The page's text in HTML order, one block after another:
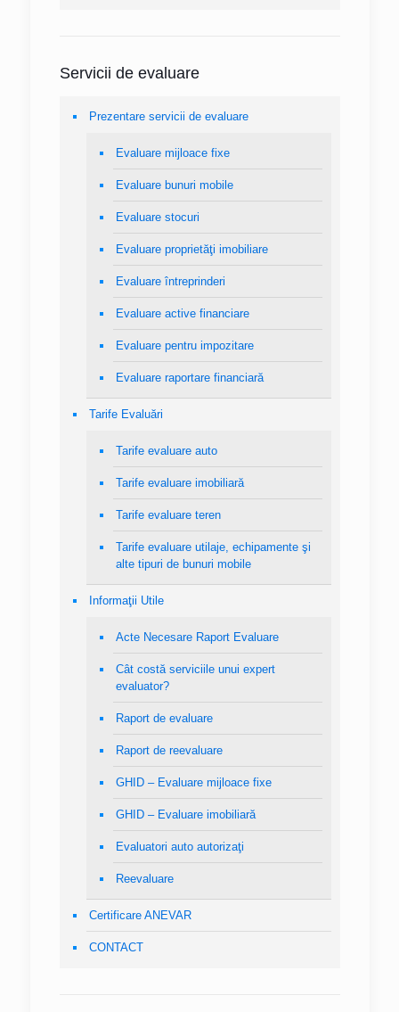
Servicii de evaluare
Prezentare servicii de evaluare
Evaluare mijloace fixe
Evaluare bunuri mobile
Evaluare stocuri
Evaluare proprietăţi imobiliare
Evaluare întreprinderi
Evaluare active financiare
Evaluare pentru impozitare
Evaluare raportare financiară
Tarife Evaluări
Tarife evaluare auto
Tarife evaluare imobiliară
Tarife evaluare teren
Tarife evaluare utilaje, echipamente şi
alte tipuri de bunuri mobile
Informaţii Utile
Acte Necesare Raport Evaluare
Cât costă serviciile unui expert
evaluator?
Raport de evaluare
Raport de reevaluare
GHID – Evaluare mijloace fixe
GHID – Evaluare imobiliară
Evaluatori auto autorizaţi
Reevaluare
Certificare ANEVAR
CONTACT